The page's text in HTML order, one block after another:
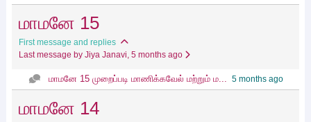
மாமனே 15
First message and replies
Last message by Jiya Janavi, 5 months ago
மாமனே 15 முறைப்படி மாணிக்கவேல் மற்றும் ம... 5 months ago
மாமனே 14